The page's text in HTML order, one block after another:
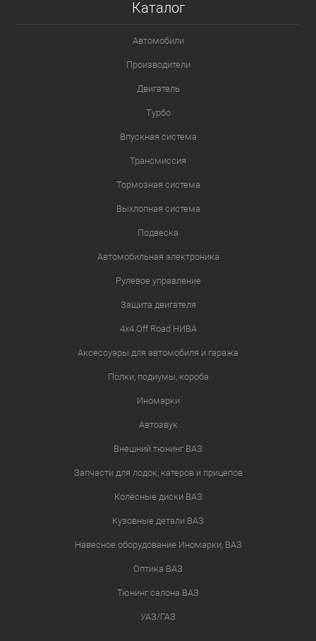
Каталог
Автомобили
Производители
Двигатель
Турбо
Впускная система
Трансмиссия
Тормозная система
Выхлопная система
Подвеска
Автомобильная электроника
Рулевое управление
Защита двигателя
4х4.Off Road НИВА
Аксессуары для автомобиля и гаража
Полки, подиумы, короба
Иномарки
Автозвук
Внешний тюнинг ВАЗ
Запчасти для лодок, катеров и прицепов
Колёсные диски ВАЗ
Кузовные детали ВАЗ
Навесное оборудование Иномарки, ВАЗ
Оптика ВАЗ
Тюнинг салона ВАЗ
УАЗ/ГАЗ